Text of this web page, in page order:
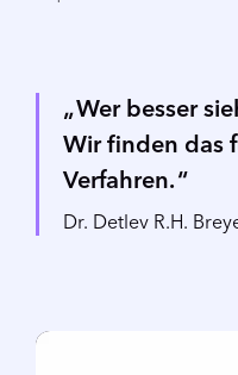
Wer besser
Wir finden das
Verfahren.
Dr. Detlev R.H.